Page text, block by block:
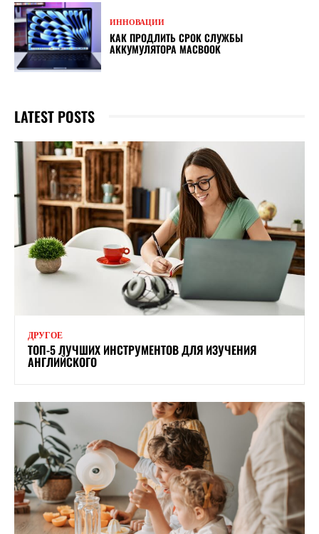
ИННОВАЦИИ
КАК ПРОДЛИТЬ СРОК СЛУЖБЫ
АККУМУЛЯТОРА MACBOOK
LATEST POSTS
ДРУГОЕ
ТОП-5 ЛУЧШИХ ИНСТРУМЕНТОВ ДЛЯ ИЗУЧЕНИЯ
АНГЛИЙСКОГО